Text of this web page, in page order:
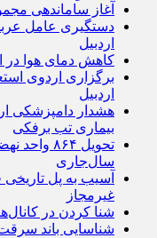
آغاز ساماندهی
دستگیری عامل
اردبیل
کاهش دمای هوا در
اردبیل
هشدار دامپزشکی
بیماری تب برفکی
تحویل
سال‌جاری
آسیب به پل
غیرمجاز
شنا کردن در
شناسایی باند